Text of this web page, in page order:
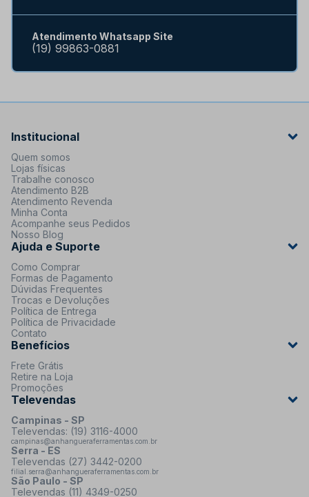
Atendimento Whatsapp Site
(19) 99863-0881
Institucional
Quem somos
Lojas físicas
Trabalhe conosco
Atendimento B2B
Atendimento Revenda
Minha Conta
Acompanhe seus Pedidos
Nosso Blog
Ajuda e Suporte
Como Comprar
Formas de Pagamento
Dúvidas Frequentes
Trocas e Devoluções
Política de Entrega
Política de Privacidade
Contato
Benefícios
Frete Grátis
Retire na Loja
Promoções
Televendas
Campinas - SP
Televendas: (19) 3116-4000
campinas@anhangueraferramentas.com.br
Serra - ES
Televendas (27) 3442-0200
filial.serra@anhangueraferramentas.com.br
São Paulo - SP
Televendas (11) 4349-0250